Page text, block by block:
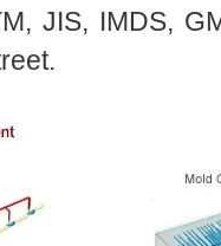
JIS, IMDS,